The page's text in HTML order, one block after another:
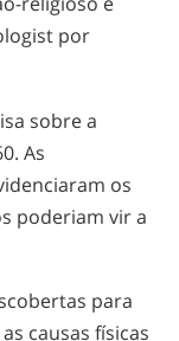
por
sobre a
As
os
poderiam vir a
para
causas físicas